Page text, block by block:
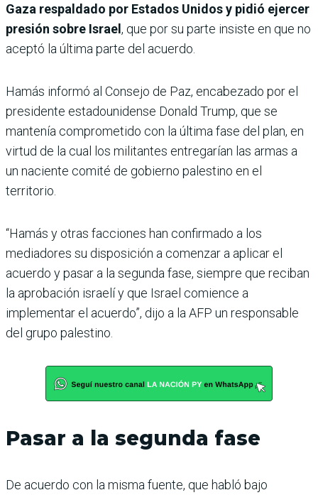
Gaza respaldado por Estados Unidos y pidió ejercer
presión sobre Israel , que por su parte insiste en que no
aceptó la última parte del acuerdo.
Hamás informó al Consejo de Paz, encabezado por el
presidente estadounidense Donald Trump, que se
mantenía comprometido con la última fase del plan, en
virtud de la cual los militantes entregarían las armas a
un naciente comité de gobierno palestino en el
territorio.
“Hamás y otras facciones han confirmado a los
mediadores su disposición a comenzar a aplicar el
acuerdo y pasar a la segunda fase, siempre que reciban
la aprobación israelí y que Israel comience a
implementar el acuerdo”, dijo a la AFP un responsable
del grupo palestino.
Pasar a la segunda fase
De acuerdo con la misma fuente, que habló bajo